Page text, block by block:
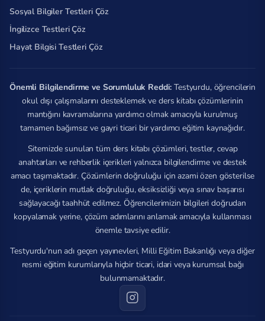
Sosyal Bilgiler Testleri Çöz
İngilizce Testleri Çöz
Hayat Bilgisi Testleri Çöz
Önemli Bilgilendirme ve Sorumluluk Reddi: Testyurdu, öğrencilerin
okul dışı çalışmalarını desteklemek ve ders kitabı çözümlerinin
mantığını kavramalarına yardımcı olmak amacıyla kurulmuş
tamamen bağımsız ve gayri ticari bir yardımcı eğitim kaynağıdır.
Sitemizde sunulan tüm ders kitabı çözümleri, testler, cevap
anahtarları ve rehberlik içerikleri yalnızca bilgilendirme ve destek
amacı taşımaktadır. Çözümlerin doğruluğu için azami özen gösterilse
de, içeriklerin mutlak doğruluğu, eksiksizliği veya sınav başarısı
sağlayacağı taahhüt edilmez. Öğrencilerimizin bilgileri doğrudan
kopyalamak yerine, çözüm adımlarını anlamak amacıyla kullanması
önemle tavsiye edilir.
Testyurdu'nun adı geçen yayınevleri, Milli Eğitim Bakanlığı veya diğer
resmi eğitim kurumlarıyla hiçbir ticari, idari veya kurumsal bağı
bulunmamaktadır.